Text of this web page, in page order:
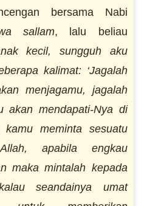
bersama Nabi
sallam, lalu beliau
kecil, sungguh aku
kalimat: ‘Jagalah
menjagamu, jagalah
akan mendapati-Nya di
kamu meminta sesuatu
apabila engkau
maka mintalah kepada
seandainya umat